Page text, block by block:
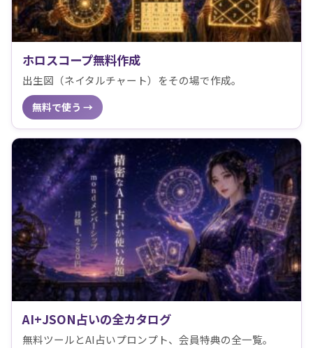
ホロスコープ無料作成
出生図（ネイタルチャート）をその場で作成。
無料で使う →
AI+JSON占いの全カタログ
無料ツールとAI占いプロンプト、会員特典の全一覧。